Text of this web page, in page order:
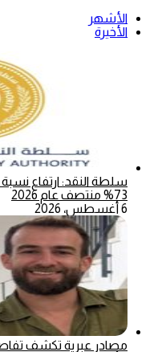
الأشهر
الأخيرة
سلطة النقد: ارتفاع
73% منتصف عام 2026
6 أغسطس، 2026
مصادر عبرية تكشف